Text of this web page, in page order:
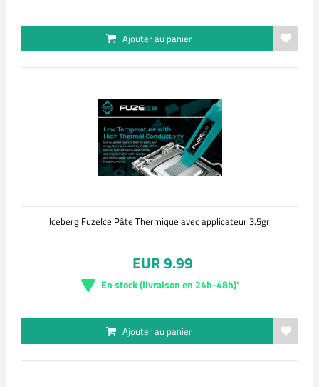
Ajouter au panier
Iceberg FuzeIce Pâte Thermique avec applicateur 3.5gr
EUR 9.99
En stock (livraison en 24h-48h)*
Ajouter au panier